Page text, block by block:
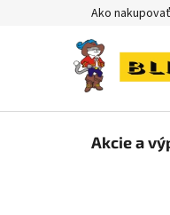
Ako nakupovať
Akcie a